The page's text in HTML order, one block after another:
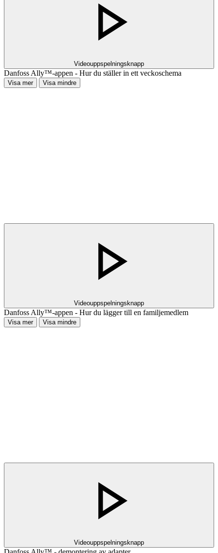
Videouppspelningsknapp
Danfoss Ally™-appen - Hur du ställer in ett veckoschema
Visa mer Visa mindre
Videouppspelningsknapp
Danfoss Ally™-appen - Hur du lägger till en familjemedlem
Visa mer Visa mindre
Videouppspelningsknapp